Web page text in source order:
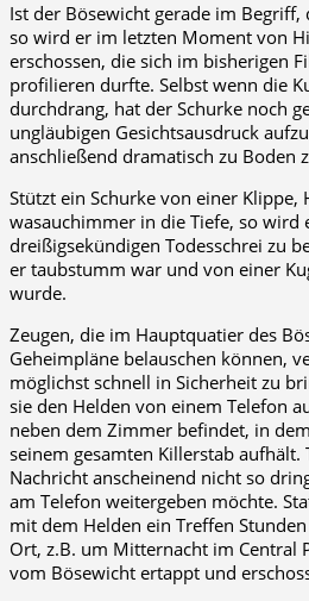
Ist der Bösewicht gerade im Begriff,
so wird er im letzten Moment von
erschossen, die sich im bisherigen
profilieren durfte. Selbst wenn die
durchdrang, hat der Schurke noch
ungläubigen Gesichtsausdruck
anschließend dramatisch zu Boden
Stützt ein Schurke von einer Klippe,
wasauchimmer in die Tiefe, so wird
dreißigsekündigen Todesschrei zu
er taubstumm war und von einer
wurde.
Zeugen, die im Hauptquatier des
Geheimpläne belauschen können,
möglichst schnell in Sicherheit zu
sie den Helden von einem Telefon
neben dem Zimmer befindet, in
seinem gesamten Killerstab aufhält.
Nachricht anscheinend nicht so
am Telefon weitergeben möchte.
mit dem Helden ein Treffen
Ort, z.B. um Mitternacht im Central
vom Bösewicht ertappt und